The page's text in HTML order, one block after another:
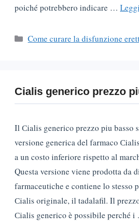
poiché potrebbero indicare …
Categorie
Come curare la disfunzione
Сialis generico prezzo
Il Сialis generico prezzo piu basso
versione generica del farmaco
a un costo inferiore rispetto al
Questa versione viene prodotta da
farmaceutiche e contiene lo stesso
Сialis originale, il tadalafil. Il
Сialis generico è possibile perché